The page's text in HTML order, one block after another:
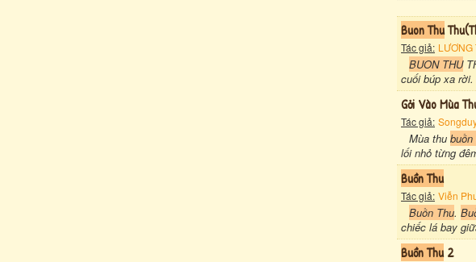
Buon Thu
Tác giả: LƯƠNG
BUON THU
cuối búp xa
Gởi Vào Mùa
Tác giả:
Mùa thu buồn
lối nhỏ từng
Buồn Thu
Tác giả: Viễn
Buồn Thu.
chiếc lá bay
Buồn Thu2